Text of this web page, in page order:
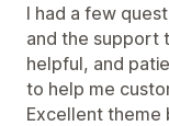
I had a few
and the support
helpful, and
to help me
Excellent theme